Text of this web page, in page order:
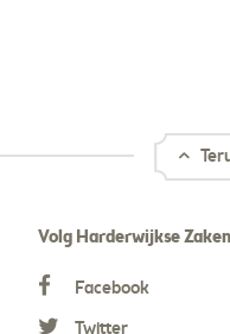
Volg Harderwijkse Zaken
Facebook